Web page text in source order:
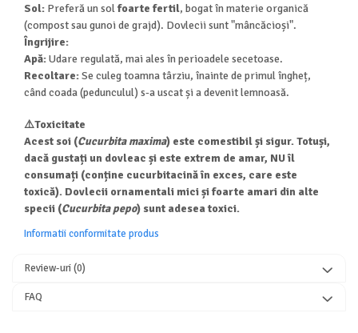
Sol: Preferă un solfoarte fertil, bogat în materie organică
(compost sau gunoi de grajd). Dovlecii sunt "mâncăcioși".
Îngrijire:
Apă:Udare regulată, mai ales în perioadele secetoase.
Recoltare:Se culeg toamna târziu, înainte de primul îngheț,
când coada (pedunculul) s-a uscat și a devenit lemnoasă.
⚠️Toxicitate
Acest soi (Cucurbita maxima) este comestibil și sigur. Totuși,
dacă gustați un dovleac și este extrem de amar, NU îl
consumați (conține cucurbitacină în exces, care este
toxică). Dovlecii ornamentali mici și foarte amari din alte
specii (Cucurbita pepo) sunt adesea toxici.
Informatii conformitate produs
Review-uri(0)
FAQ